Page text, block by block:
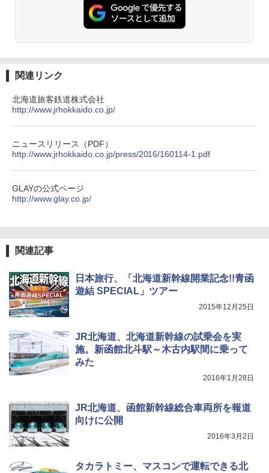
￥6,459
関の購入実績 登山・キャンプ・アウトドア・
防災用品 長期保存可能 緊急時用 日本国内発
￥3,680
可能 安全ロック付き 高安全性 金属製耐久 コ
HYREKK 八角形タープ 防水タープ 3×4.5m
ブラックラバーコーティング UPF50+ UVカ
ット 5000mm耐水圧 210D生地 遮光
関連リンク
北海道旅客鉄道株式会社
http://www.jrhokkaido.co.jp/
ニュースリリース（PDF）
http://www.jrhokkaido.co.jp/press/2016/160114-1.pdf
GLAYの公式ページ
http://www.glay.co.jp/
関連記事
日本旅行、「北海道新幹線開業記念!!青函
遊結 SPECIAL」ツアー
2015年12月25日
JR北海道、北海道新幹線の試乗会を実
施。新函館北斗駅～木古内駅間に乗って
みた
2016年1月28日
JR北海道、函館新幹線総合車両所を報道
向けに公開
2016年3月2日
タカラトミー、マスコンで運転できる北